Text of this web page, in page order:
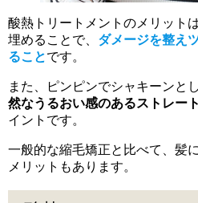
酸熱トリートメントのメリット
埋めることで、 ダメージを整え
ることです。
また、ピンピンでシャキーンと
然なうるおい感のあるストレート
イントです。
一般的な縮毛矯正と比べて、髪
メリットもあります。